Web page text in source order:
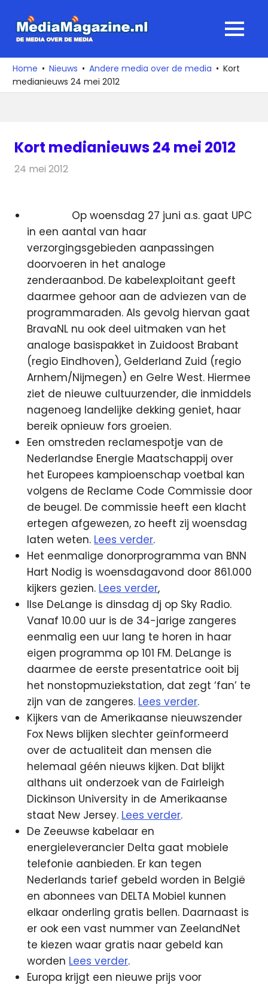
naar
media
over
de
MENU
Home Nieuws Andere media over de media
Kort
medianieuws 24 mei 2012
Kort medianieuws 24 mei 2012
24 mei 2012
Op woensdag 27 juni a.s. gaat UPC
in een aantal van haar
verzorgingsgebieden aanpassingen
doorvoeren in het analoge
zenderaanbod. De kabelexploitant geeft
daarmee gehoor aan de adviezen van de
programmaraden.Als gevolg hiervan gaat
BravaNL nu ook deel uitmaken van het
analoge basispakket in Zuidoost Brabant
(regio Eindhoven), Gelderland Zuid (regio
Arnhem/Nijmegen) en Gelre West. Hiermee
ziet de nieuwe cultuurzender, die inmiddels
nagenoeg landelijke dekking geniet, haar
bereik opnieuw fors groeien.
Een omstreden reclamespotje van de
Nederlandse Energie Maatschappij over
het Europees kampioenschap voetbal kan
volgens de Reclame Code Commissie door
de beugel. De commissie heeft een klacht
ertegen afgewezen, zo heeft zij woensdag
laten weten. Lees verder.
Het eenmalige donorprogramma van BNN
Hart Nodig is woensdagavond door 861.000
kijkers gezien. Lees verder,
Ilse DeLange is dinsdag dj op Sky Radio.
Vanaf 10.00 uur is de 34-jarige zangeres
eenmalig een uur lang te horen in haar
eigen programma op 101 FM. DeLange is
daarmee de eerste presentatrice ooit bij
het nonstopmuziekstation, dat zegt ‘fan’ te
zijn van de zangeres. Lees verder.
Kijkers van de Amerikaanse nieuwszender
Fox News blijken slechter geïnformeerd
over de actualiteit dan mensen die
helemaal géén nieuws kijken. Dat blijkt
althans uit onderzoek van de Fairleigh
Dickinson University in de Amerikaanse
staat New Jersey. Lees verder.
De Zeeuwse kabelaar en
energieleverancier Delta gaat mobiele
telefonie aanbieden. Er kan tegen
Nederlands tarief gebeld worden in België
en abonnees van DELTA Mobiel kunnen
elkaar onderling gratis bellen. Daarnaast is
er ook een vast nummer van ZeelandNet
te kiezen waar gratis naar gebeld kan
worden Lees verder.
Europa krijgt een nieuwe prijs voor